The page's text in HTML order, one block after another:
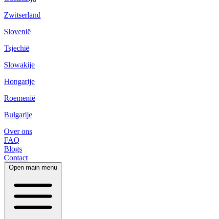
Zwitserland
Slovenië
Tsjechië
Slowakije
Hongarije
Roemenië
Bulgarije
Over ons
FAQ
Blogs
Contact
Open main menu